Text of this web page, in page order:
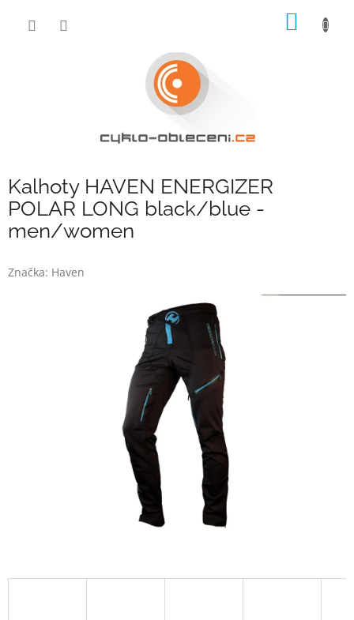
Kalhoty HAVEN ENERGIZER
POLAR LONG black/blue -
men/women
Značka: Haven